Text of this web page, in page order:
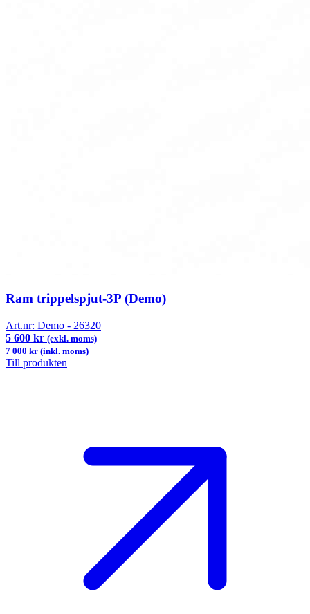
Ram trippelspjut-3P (Demo)
Art.nr: Demo - 26320
5 600 kr (exkl. moms)
7 000 kr (inkl. moms)
Till produkten